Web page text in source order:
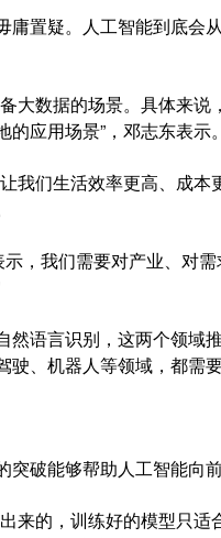
置疑。人工智能到底会
数据的场景。具体来说
应用场景”，邓志东表示。
们生活效率更高、成本
我们需要对产业、对需
言识别，这两个领域
、机器人等领域，都需
破能够帮助人工智能向
的，训练好的模型只适